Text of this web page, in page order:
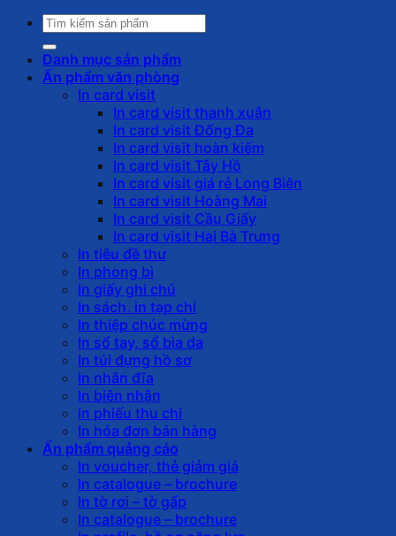
Tìm
kiếm:
Danh mục sản phẩm
Ấn phẩm văn phòng
In card visit
In card visit thanh xuân
In card visit Đống Đa
In card visit hoàn kiếm
In card visit Tây Hồ
In card visit giá rẻ Long Biên
In card visit Hoàng Mai
In card visit Cầu Giấy
In card visit Hai Bà Trưng
In tiêu đề thư
In phong bì
In giấy ghi chú
In sách, in tạp chí
In thiệp chúc mừng
In sổ tay, sổ bìa da
In túi đựng hồ sơ
In nhãn đĩa
In biên nhận
in phiếu thu chi
In hóa đơn bán hàng
Ấn phẩm quảng cáo
In voucher, thẻ giảm giá
In catalogue – brochure
In tờ rơi – tờ gấp
In catalogue – brochure